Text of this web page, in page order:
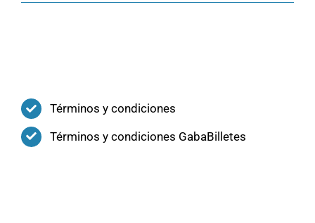
Términos y condiciones
Términos y condiciones GabaBilletes